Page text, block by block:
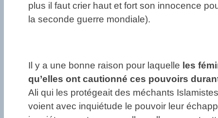
plus il faut crier haut et fort son innocence
la seconde guerre mondiale).
Il y a une bonne raison pour laquelle les
qu’elles ont cautionné ces pouvoirs
Ali qui les protégeait des méchants
voient avec inquiétude le pouvoir leur